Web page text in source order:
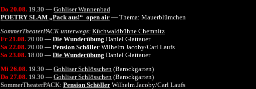
Do 20.08. 19.30 — Gohliser Wannenbad
POETRY SLAM „Pack aus!“ open air — Thema: Mauerblümchen
SommerTheaterPACK unterwegs: Küchwaldbühne Chemnitz
Fr 21.08. 20.00 — Die Wunderübung Daniel Glattauer
Sa 22.08. 20.00 — Pension Schöller Wilhelm Jacoby/Carl Laufs
So 23.08. 18.00 — Die Wunderübung Daniel Glattauer
Mi 26.08. 19.30 — Gohliser Schlösschen (Barockgarten)
Do 27.08. 19.30 — Gohliser Schlösschen (Barockgarten)
SommerTheaterPACK: Pension Schöller Wilhelm Jacoby/Carl Laufs